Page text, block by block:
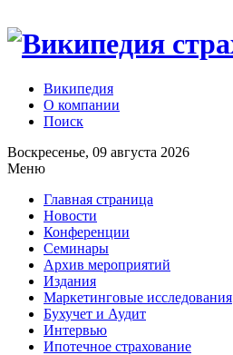
Википедия
О компании
Поиск
Воскресенье, 09 августа 2026
Меню
Главная страница
Новости
Конференции
Семинары
Архив мероприятий
Издания
Маркетинговые исследования
Бухучет и Аудит
Интервью
Ипотечное страхование